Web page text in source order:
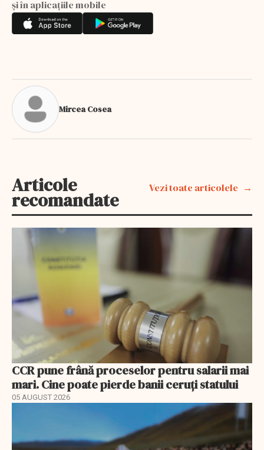
și în aplicațiile mobile
Mircea Cosea
Articole
recomandate
Vezi toate articolele
CCR pune frână proceselor pentru salarii mai
mari. Cine poate pierde banii ceruți statului
05 AUGUST 2026